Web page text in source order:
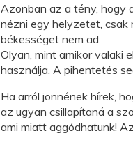
Azonban az a tény, hogy
nézni egy helyzetet, csak
békességet nem ad.
Olyan, mint amikor valaki
használja. A pihentetés
Ha arról jönnének hírek,
az ugyan csillapítaná a
ami miatt aggódhatunk!